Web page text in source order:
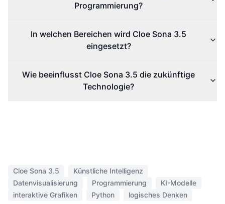
Programmierung?
In welchen Bereichen wird Cloe Sona 3.5
eingesetzt?
Wie beeinflusst Cloe Sona 3.5 die zukünftige
Technologie?
Cloe Sona 3.5
Künstliche Intelligenz
Datenvisualisierung
Programmierung
KI-Modelle
interaktive Grafiken
Python logisches Denken